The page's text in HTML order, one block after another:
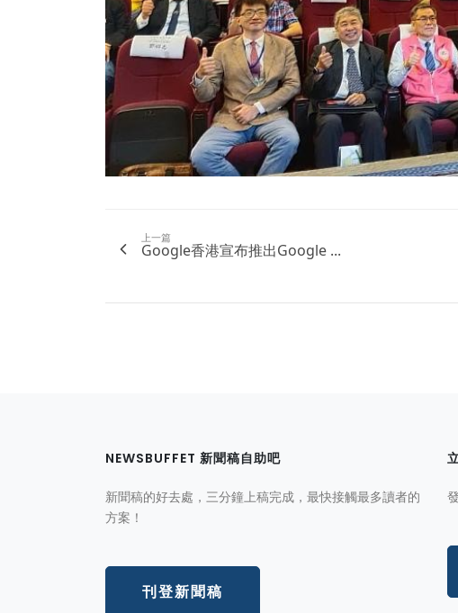
上一篇
Google香港宣布推出Google ...
NEWSBUFFET 新聞稿自助吧
新聞稿的好去處，三分鐘上稿完成，最快接觸最多讀者的
方案！
刊登新聞稿